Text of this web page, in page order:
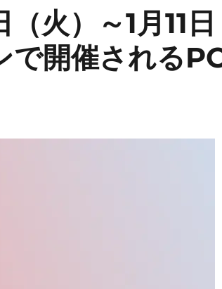
火）～1月11日
で開催される